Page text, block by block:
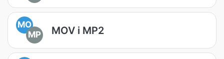
MO
MP
MOV i MP2